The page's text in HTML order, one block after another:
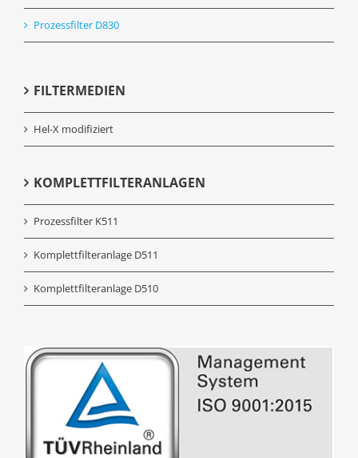
Prozessfilter D830
FILTERMEDIEN
Hel-X modifiziert
KOMPLETTFILTERANLAGEN
Prozessfilter K511
Komplettfilteranlage D511
Komplettfilteranlage D510